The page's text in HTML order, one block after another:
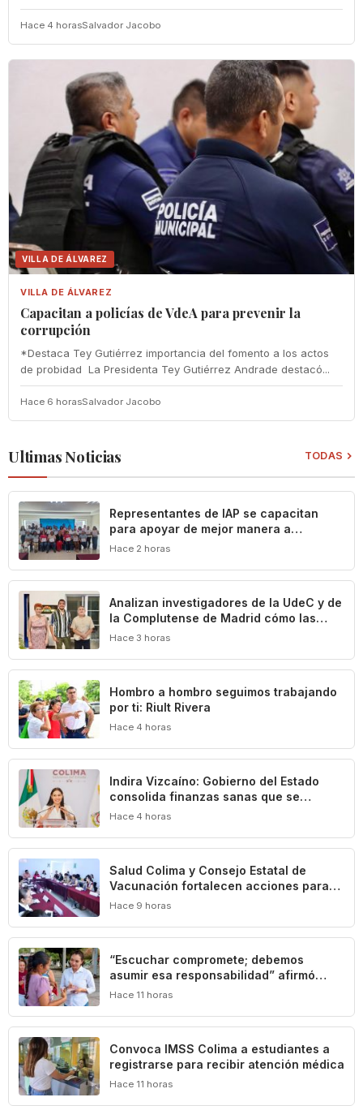
Hace 4 horasSalvador Jacobo
VILLA DE ÁLVAREZ
VILLA DE ÁLVAREZ
‎Capacitan a policías de VdeA ‎para prevenir la
corrupción
‎*Destaca Tey Gutiérrez importancia del fomento a los actos
de probidad ‎ La Presidenta Tey Gutiérrez Andrade destacó...
Hace 6 horasSalvador Jacobo
Ultimas Noticias TODAS
Representantes de IAP se capacitan
para apoyar de mejor manera a
población vulnerable del estado de
Hace 2 horas
Analizan investigadores de la UdeC y de
la Complutense de Madrid cómo las
leyes definen y limitan el patrimonio
Hace 3 horas
Hombro a hombro seguimos trabajando
por ti: Riult Rivera
Hace 4 horas
Indira Vizcaíno: Gobierno del Estado
consolida finanzas sanas que se
traducen en beneficios para las y los
Hace 4 horas
Salud Colima y Consejo Estatal de
Vacunación fortalecen acciones para
prevenir la tuberculosis
Hace 9 horas
“Escuchar compromete; debemos
asumir esa responsabilidad” afirmó
Mely Romero
Hace 11 horas
Convoca IMSS Colima a estudiantes a
registrarse para recibir atención médica
Hace 11 horas